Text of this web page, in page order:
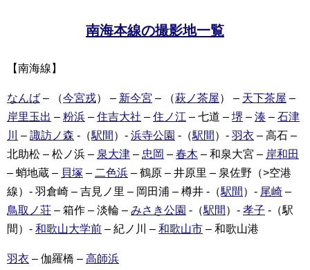
南海本線の撮影地一覧
【南海線】
なんば – （今宮戎） – 新今宮 – （萩ノ茶屋） – 天下茶屋 –
岸里玉出 – 粉浜 – 住吉大社 – 住ノ江 – 七道 – 堺 – 湊 – 石津
川
– 諏訪ノ森 -（駅間 ）- 浜寺公園 -（駅間 ）- 羽衣 – 高石 –
北助松 – 松ノ浜 – 泉大津 – 忠岡 – 春木 – 和泉大宮 – 岸和田
– 蛸地蔵 – 貝塚 – 二色浜 – 鶴原 – 井原里 – 泉佐野（>空港
線）- 羽倉崎 – 吉見ノ里 – 岡田浦 – 樽井 -（駅間 ）- 尾崎 –
鳥取ノ荘 – 箱作 – 淡輪 – みさき公園 -（駅間 ）- 孝子 -（駅
間）- 和歌山大学前 – 紀ノ川 – 和歌山市 – 和歌山港
羽衣 – 伽羅橋 – 高師浜